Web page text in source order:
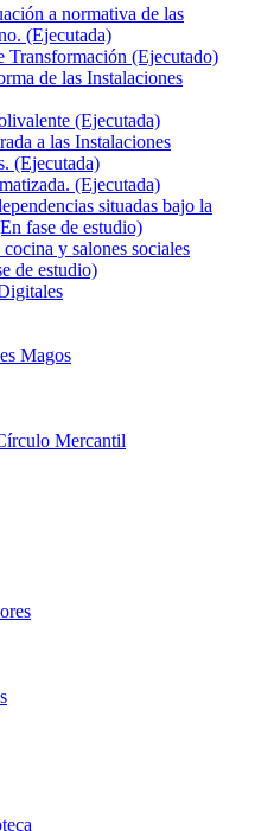
a normativa de las
(Ejecutada)
Transformación (Ejecutado)
de las Instalaciones
(Ejecutada)
a las Instalaciones
(Ejecutada)
(Ejecutada)
situadas bajo la
fase de estudio)
y salones sociales
de estudio)
Magos
Mercantil